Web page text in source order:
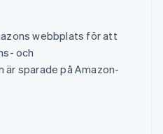
webbplats för att
och
sparade på Amazon-